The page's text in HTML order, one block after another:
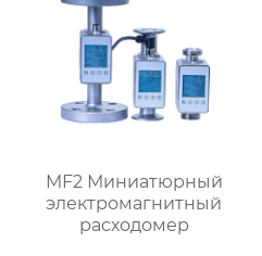
MF2 Миниатюрный
электромагнитный
расходомер